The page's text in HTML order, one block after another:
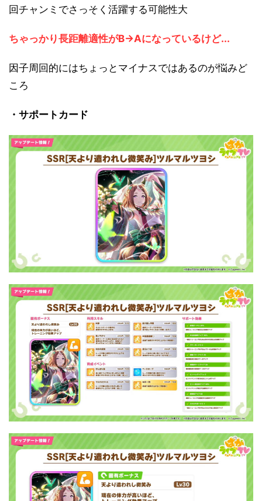
回チャンミでさっそく活躍する可能性大
ちゃっかり長距離適性がB→Aになっているけど...
因子周回的にはちょっとマイナスではあるのが悩みど
ころ
・サポートカード